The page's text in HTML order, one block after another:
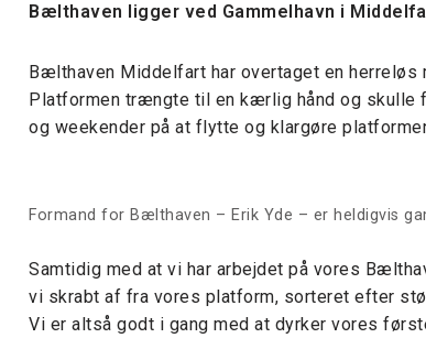
Bælthaven ligger ved Gammelhavn i
Bælthaven Middelfart har overtaget en
Platformen trængte til en kærlig hånd og skulle
og weekender på at flytte og klargøre
Formand for Bælthaven – Erik Yde – er heldigvis
Samtidig med at vi har arbejdet på vores
vi skrabt af fra vores platform, sorteret efter
Vi er altså godt i gang med at dyrker vores